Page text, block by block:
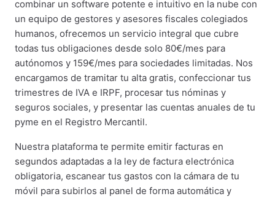
combinar un software potente e intuitivo en la nube con
un equipo de gestores y asesores fiscales colegiados
humanos, ofrecemos un servicio integral que cubre
todas tus obligaciones desde solo 80€/mes para
autónomos y 159€/mes para sociedades limitadas. Nos
encargamos de tramitar tu alta gratis, confeccionar tus
trimestres de IVA e IRPF, procesar tus nóminas y
seguros sociales, y presentar las cuentas anuales de tu
pyme en el Registro Mercantil.
Nuestra plataforma te permite emitir facturas en
segundos adaptadas a la ley de factura electrónica
obligatoria, escanear tus gastos con la cámara de tu
móvil para subirlos al panel de forma automática y